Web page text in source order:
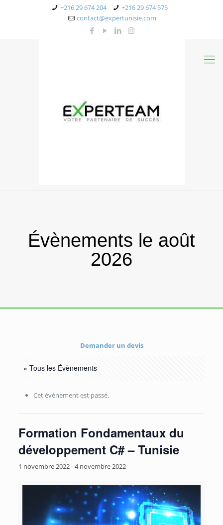
+216 29 674 204
+216 29 674 575
contact@expertunisie.com
Évènements le août
2026
Demander un devis
« Tous les Évènements
Cet évènement est passé.
Formation Fondamentaux du
développement C# – Tunisie
1 novembre 2022-4 novembre 2022